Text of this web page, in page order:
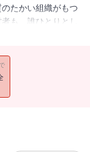
たかい組織がもつ
も、誰ひとりとし
きた姿が世紀末ニ
……。『海軍次室士
機管理問題の第一